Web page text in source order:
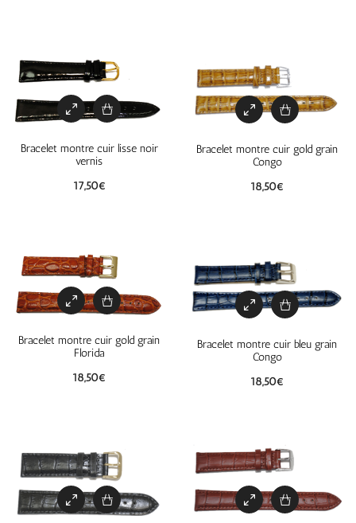
Bracelet montre cuir lisse noir
vernis
17,50€
Bracelet montre cuir gold grain
Congo
18,50€
Bracelet montre cuir gold grain
Florida
18,50€
Bracelet montre cuir bleu grain
Congo
18,50€